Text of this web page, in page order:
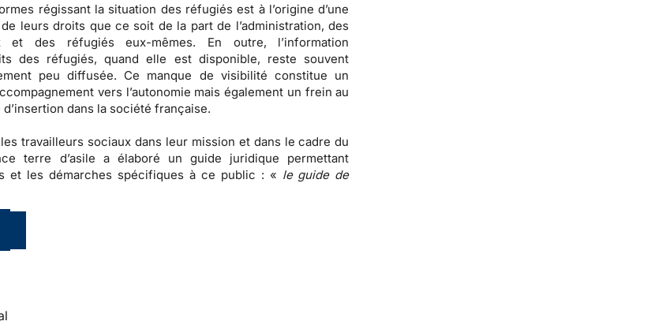
régissant la situation des réfugiés est à l’origine d’une
leurs droits que ce soit de la part de l’administration, des
et des réfugiés eux-mêmes. En outre, l’information
des réfugiés, quand elle est disponible, reste souvent
peu diffusée. Ce manque de visibilité constitue un
vers l’autonomie mais également un frein au
dans la société française.
travailleurs sociaux dans leur mission et dans le cadre du
terre d’asile a élaboré un guide juridique permettant
et les démarches spécifiques à ce public : « le guide de